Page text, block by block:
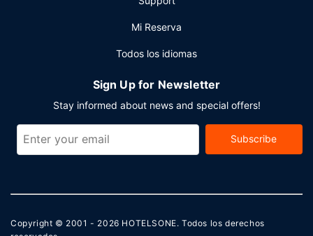
Mi Reserva
Todos los idiomas
Sign Up for Newsletter
Stay informed about news and special offers!
Subscribe
Copyright © 2001 - 2026 HOTELSONE. Todos los derechos